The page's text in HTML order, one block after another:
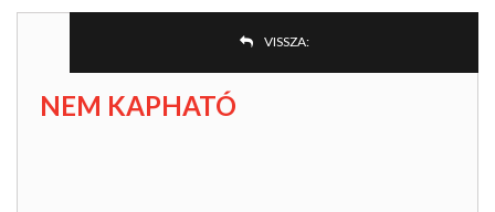
VISSZA:
NEM KAPHATÓ